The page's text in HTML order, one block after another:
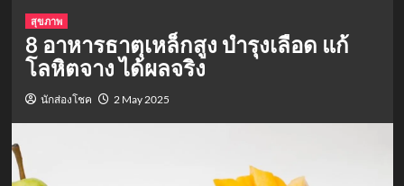
สุขภาพ
8 อาหารธาตุเหล็กสูง บำรุงเลือด แก้
โลหิตจาง ได้ผลจริง
นักส่องโชค 2 May 2025